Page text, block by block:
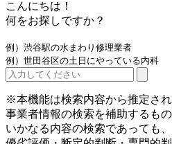
こんにちは！
何をお探しですか？
例）渋谷駅の水まわり修理業者
例）世田谷区の土日にやっている内科
※本機能は検索内容から推定さ
事業者情報の検索を補助するもの
いかなる内容の検索であっても